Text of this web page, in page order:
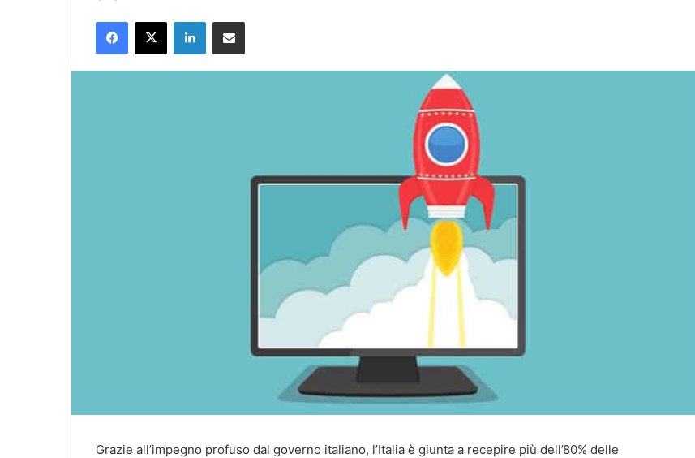
Facebook
X LinkedInCondividi via Email
Grazie all’impegno profuso dal governo italiano, l’Italia è giunta a recepire più dell’80% delle